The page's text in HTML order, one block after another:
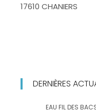
17610 CHANIERS
DERNIÈRES
EAU FIL DES